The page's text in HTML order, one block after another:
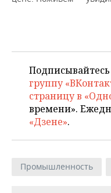
группу
страницу в
времени».
«Дзене».
Промышленность